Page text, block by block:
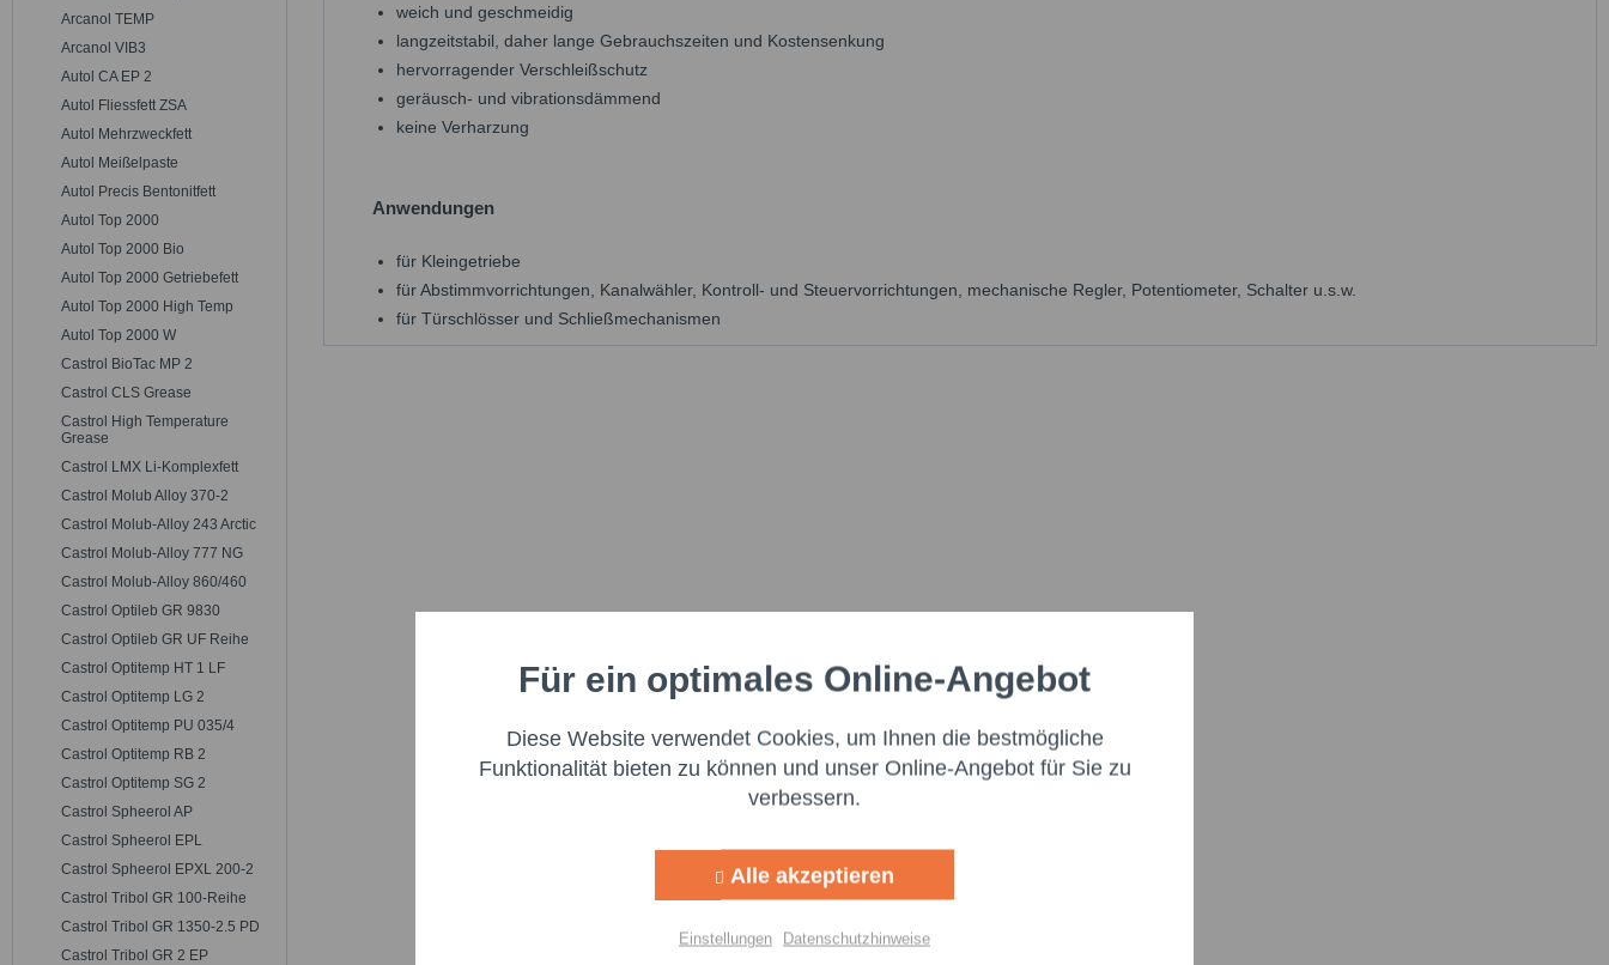
Arcanol TEMP
Arcanol VIB3
Autol CA EP 2
Autol Fliessfett ZSA
Autol Mehrzweckfett
Autol Meißelpaste
Autol Precis Bentonitfett
Autol Top 2000
Autol Top 2000 Bio
Autol Top 2000 Getriebefett
Autol Top 2000 High Temp
Autol Top 2000 W
Castrol BioTac MP 2
Castrol CLS Grease
Castrol High Temperature
Grease
Castrol LMX Li-Komplexfett
Castrol Molub Alloy 370-2
Castrol Molub-Alloy 243 Arctic
Castrol Molub-Alloy 777 NG
Castrol Molub-Alloy 860/460
Castrol Optileb GR 9830
Castrol Optileb GR UF Reihe
Castrol Optitemp HT 1 LF
Castrol Optitemp LG 2
Castrol Optitemp PU 035/4
Castrol Optitemp RB 2
Castrol Optitemp SG 2
Castrol Spheerol AP
Castrol Spheerol EPL
Castrol Spheerol EPXL 200-2
Castrol Tribol GR 100-Reihe
Castrol Tribol GR 1350-2.5 PD
Castrol Tribol GR 2 EP
weich und geschmeidig
langzeitstabil, daher lange Gebrauchszeiten und Kostensenkung
hervorragender Verschleißschutz
geräusch- und vibrationsdämmend
keine Verharzung
Anwendungen
für Kleingetriebe
für Abstimmvorrichtungen, Kanalwähler, Kontroll- und Steuervorrichtungen, mechanische Regler, Potentiometer, Schalter u.s.w.
für Türschlösser und Schließmechanismen
Funktionale Aktiv
Marketing Aktiv
Für ein optimales Online-Angebot
Diese Website verwendet Cookies, um Ihnen die bestmögliche
Funktionalität bieten zu können und unser Online-Angebot für Sie zu
verbessern.
Alle akzeptieren
Einstellungen Datenschutzhinweise